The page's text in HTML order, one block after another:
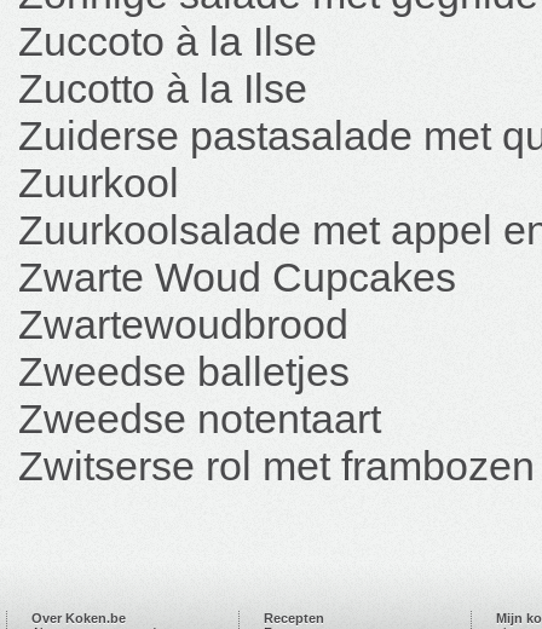
Zuccoto à la Ilse
Zucotto à la Ilse
Zuiderse pastasalade met
Zuurkool
Zuurkoolsalade met appel
Zwarte Woud Cupcakes
Zwartewoudbrood
Zweedse balletjes
Zweedse notentaart
Zwitserse rol met
Over Koken.be
Recepten
Mijn